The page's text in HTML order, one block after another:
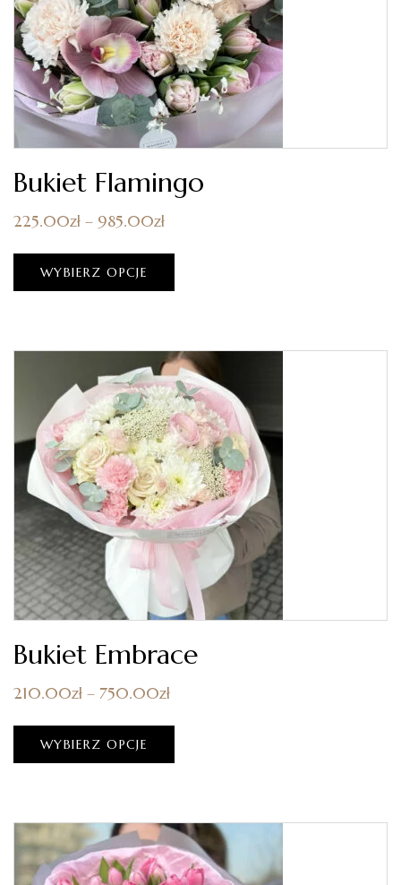
Bukiet Flamingo
225.00zł – 985.00zł
WYBIERZ OPCJE
Bukiet Embrace
210.00zł – 750.00zł
WYBIERZ OPCJE